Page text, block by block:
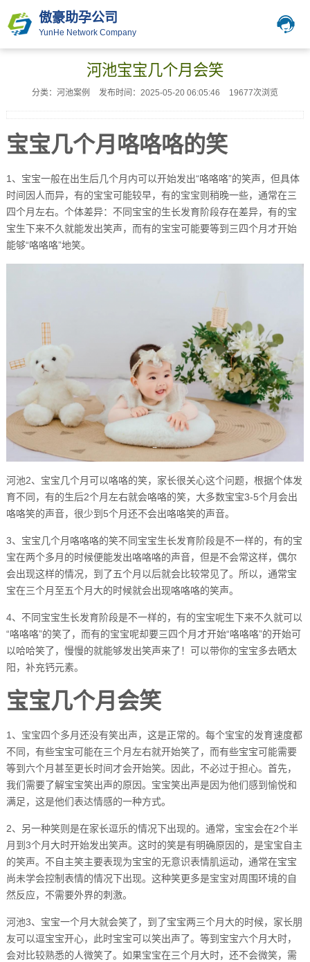
傲豪助孕公司
YunHe Network Company
河池宝宝几个月会笑
分类：河池案例 发布时间：2025-05-20 06:05:46 19677次浏览
宝宝几个月咯咯咯的笑
1、宝宝一般在出生后几个月内可以开始发出“咯咯咯”的笑声，但具体
时间因人而异，有的宝宝可能较早，有的宝宝则稍晚一些，通常在三
四个月左右。个体差异：不同宝宝的生长发育阶段存在差异，有的宝
宝生下来不久就能发出笑声，而有的宝宝可能要等到三四个月才开始
能够“咯咯咯”地笑。
河池2、宝宝几个月可以咯咯的笑，家长很关心这个问题，根据个体发
育不同，有的生后2个月左右就会咯咯的笑，大多数宝宝3-5个月会出
咯咯笑的声音，很少到5个月还不会出咯咯笑的声音。
3、宝宝几个月咯咯咯的笑不同宝宝生长发育阶段是不一样的，有的宝
宝在两个多月的时候便能发出咯咯咯的声音，但是不会常这样，偶尔
会出现这样的情况，到了五个月以后就会比较常见了。所以，通常宝
宝在三个月至五个月大的时候就会出现咯咯咯的笑声。
4、不同宝宝生长发育阶段是不一样的，有的宝宝呢生下来不久就可以
“咯咯咯”的笑了，而有的宝宝呢却要三四个月才开始“咯咯咯”的开始可
以哈哈笑了，慢慢的就能够发出笑声来了！可以带你的宝宝多去晒太
阳，补充钙元素。
宝宝几个月会笑
1、宝宝四个多月还没有笑出声，这是正常的。每个宝宝的发育速度都
不同，有些宝宝可能在三个月左右就开始笑了，而有些宝宝可能需要
等到六个月甚至更长时间才会开始笑。因此，不必过于担心。首先，
我们需要了解宝宝笑出声的原因。宝宝笑出声是因为他们感到愉悦和
满足，这是他们表达情感的一种方式。
2、另一种笑则是在家长逗乐的情况下出现的。通常，宝宝会在2个半
月到3个月大时开始发出笑声。这时的笑是有明确原因的，是宝宝自主
的笑声。不自主笑主要表现为宝宝的无意识表情肌运动，通常在宝宝
尚未学会控制表情的情况下出现。这种笑更多是宝宝对周围环境的自
然反应，不需要外界的刺激。
河池3、宝宝一个月大就会笑了，到了宝宝两三个月大的时候，家长朋
友可以逗宝宝开心，此时宝宝可以笑出声了。等到宝宝六个月大时，
会对比较熟悉的人微笑了。如果宝宝在三个月大时，还不会微笑，需